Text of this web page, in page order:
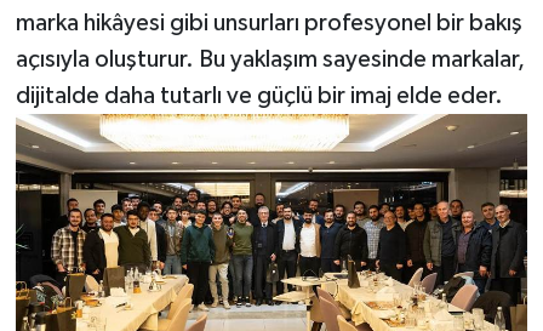
marka hikâyesi gibi unsurları profesyonel bir bakış
açısıyla oluşturur. Bu yaklaşım sayesinde markalar,
dijitalde daha tutarlı ve güçlü bir imaj elde eder.